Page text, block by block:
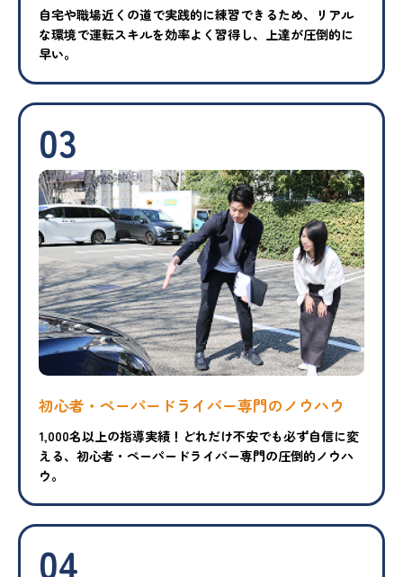
自宅や職場近くの道で実践的に練習できるため、リアル
な環境で運転スキルを効率よく習得し、上達が圧倒的に
早い。
03
初心者・ペーパードライバー専門のノウハウ
1,000名以上の指導実績！どれだけ不安でも必ず自信に変
える、初心者・ペーパードライバー専門の圧倒的ノウハ
ウ。
04